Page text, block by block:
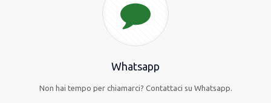
Whatsapp
Non hai tempo per chiamarci? Contattaci su Whatsapp.